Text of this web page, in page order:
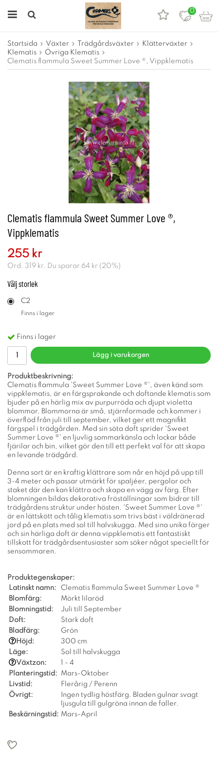
0
Startsida Växter Trädgårdsväxter
Klätterväxter
Klematis
Övriga Klematis
Clematis flammula Sweet Summer Love ®, Vippklematis
Clematis flammula Sweet Summer Love ®,
Vippklematis
255 kr
Ord. 319 kr. Du sparar 64 kr ( 20%)
Väljstorlek
C2
Finns i lager
Finns i lager
Lägg i varukorgen
Produktbeskrivning:
Clematis flammula 'Sweet Summer Love ®', även känd som
vippklematis, är en färgsprakande och doftande klematis som
bjuder på en härlig mix av purpurröda och djupt violetta
blommor. Blommorna är små, stjärnformade och kommer i
överflöd från juli till september, vilket ger ett magnifikt
färgspel i trädgården. Med sin söta doft sprider 'Sweet
Summer Love ®' en ljuvlig sommarkänsla och lockar både
fjärilar och bin, vilket gör den till ett perfekt val för att skapa
en levande trädgård.
Denna sort är en kraftig klättrare som når en höjd på upp till
3-4 meter och passar utmärkt för spaljéer, pergolor och
staket där den kan klättra och skapa en vägg av färg. Efter
blomningen bildas dekorativa fröställningar som bidrar till
trädgårdens struktur under hösten. 'Sweet Summer Love ®'
är en lättskött och tålig klematis som trivs bäst i väldränerad
jord på en plats med sol till halvskugga. Med sina unika färger
och sin härliga doft är denna vippklematis ett fantastiskt
tillskott för trädgårdsentusiaster som söker något speciellt för
sensommaren.
Produktegenskaper:
Latinskt namn:
Clematis flammula Sweet Summer Love ®
Blomfärg:
Mörkt lilaröd
Blomningstid:
Juli till September
Doft:
Stark doft
Bladfärg:
Grön
Höjd:
300 cm
Läge:
Sol till halvskugga
Växtzon:
1 - 4
Planteringstid:
Mars-Oktober
Livstid:
Flerårig / Perenn
Övrigt:
Ingen tydlig höstfärg. Bladen gulnar svagt
ljusgula till gulgröna innan de faller.
Beskärningstid: Mars-April